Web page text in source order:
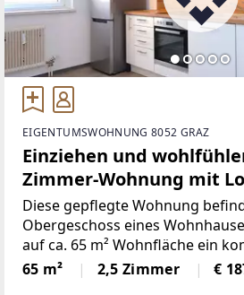
EIGENTUMSWOHNUNG 8052 GRAZ
Einziehen und
Zimmer-Wohnung mit
Parkplatz
Diese gepflegte Wohnung
Obergeschoss eines
auf ca. 65 m² Wohnfläche ein
durchdachtes Raumkonzept.Die
über ein gemütliches
65 m² 2,5 Zimmer €